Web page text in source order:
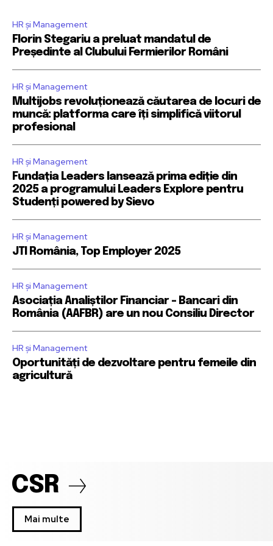
HR și Management
Florin Stegariu a preluat mandatul de
Președinte al Clubului Fermierilor Români
HR și Management
Multijobs revoluționează căutarea de locuri de
muncă: platforma care îți simplifică viitorul
profesional
HR și Management
Fundația Leaders lansează prima ediție din
2025 a programului Leaders Explore pentru
Studenți powered by Sievo
HR și Management
JTI România, Top Employer 2025
HR și Management
Asociația Analiștilor Financiar – Bancari din
România (AAFBR) are un nou Consiliu Director
HR și Management
Oportunități de dezvoltare pentru femeile din
agricultură
CSR
Mai multe